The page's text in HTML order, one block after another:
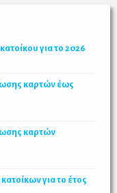
για το 2026
καρτών έως
καρτών
για το έτος